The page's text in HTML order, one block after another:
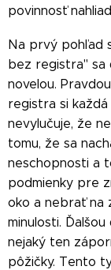
povinnosť
Na prvý pohľad
bez registra" sa
novelou.
registra si
nevylučuje, že
tomu, že sa
neschopnosti a
podmienky pre
oko a nebrať na
minulosti.
nejaký ten
pôžičky. Tento